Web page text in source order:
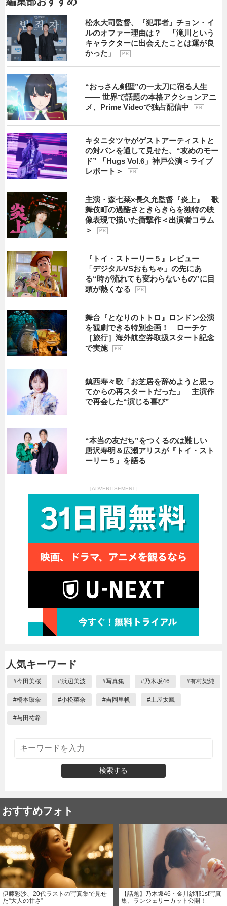
松永大司監督、『犯罪者』チョン・イ
ルのオファー理由は？ 「滝川という
キャラクターに出会えたことは運が良
かった」
P R
“おっさん剣聖”の一太刀に宿る人生
―― 世界で話題の本格アクションアニ
メ、Prime Videoで独占配信中
P R
キタニタツヤがゲストアーティストと
の対バンを通して見せた、“攻めのモー
ド” 「Hugs Vol.6」神戸公演＜ライブ
レポート＞
P R
主演・森七菜×長久允監督『炎上』 歌
舞伎町の過酷さときらきらを独特の映
像表現で描いた衝撃作＜出演者コラム
＞
P R
『トイ・ストーリー５』レビュー
「デジタルVSおもちゃ」の先にあ
る“時が流れても変わらないもの”に目
頭が熱くなる
P R
舞台『となりのトトロ』ロンドン公演
を観劇できる特別企画！ ローチケ
［旅行］海外航空券取扱スタート記念
で実施
P R
鎮西寿々歌「お芝居を辞めようと思っ
てからの再スタートだった」 主演作
で再会した“演じる喜び”
“本当の友だち”をつくるのは難しい
唐沢寿明＆広瀬アリスが『トイ・スト
ーリー５』を語る
[ADVERTISEMENT]
人気キーワード
#今田美桜 #浜辺美波 #写真集 #乃木坂46 #有村架純
#橋本環奈 #小松菜奈 #吉岡里帆 #土屋太鳳
#与田祐希
検索する
おすすめフォト
伊藤彩沙、20代ラストの写真集で見せ
た“大人の甘さ”
【話題】乃木坂46・金川紗耶1st写真
集、ランジェリーカット公開！